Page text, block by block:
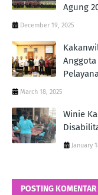
Agung
December 19, 2025
March 18, 2025
Winie
January
POSTING KOMENTAR